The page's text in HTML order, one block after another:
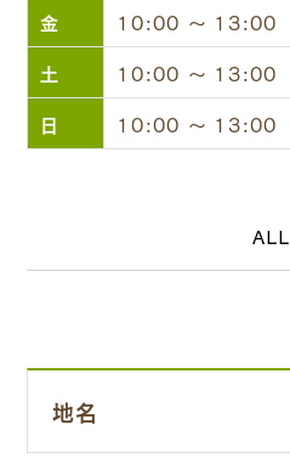
金
10:00 ～ 13:00
土
10:00 ～ 13:00
日
10:00 ～ 13:00
ALL
地名